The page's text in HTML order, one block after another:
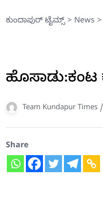
ಕುಂದಾಪುರ್ ಟೈಮ್ಸ್> News >
Team Kundapur Times /
Share